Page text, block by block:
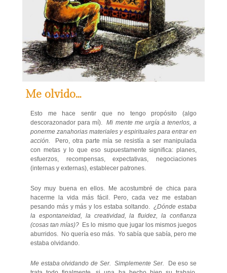
Me olvido…
Esto me hace sentir que no tengo propósito (algo
descorazonador para mí).Mi mente me urgía a tenerlos, a
ponerme zanahorias materiales y espirituales para entrar en
acción.
Pero, otra parte mía se resistía a ser manipulada
con metas y lo que eso supuestamente significa: planes,
esfuerzos, recompensas, expectativas, negociaciones
(internas y externas), establecer patrones.
Soy muy buena en ellos. Me acostumbré de chica para
hacerme la vida más fácil. Pero, cada vez me estaban
pesando más y más y los estaba soltando. ¿Dónde estaba
la espontaneidad, la creatividad, la fluidez, la confianza
(cosas tan mías)? Es lo mismo que jugar los mismos juegos
aburridos. No quería eso más. Yo sabía que sabía, pero me
estaba olvidando.
Me estaba olvidando de Ser. Simplemente Ser.
De eso se